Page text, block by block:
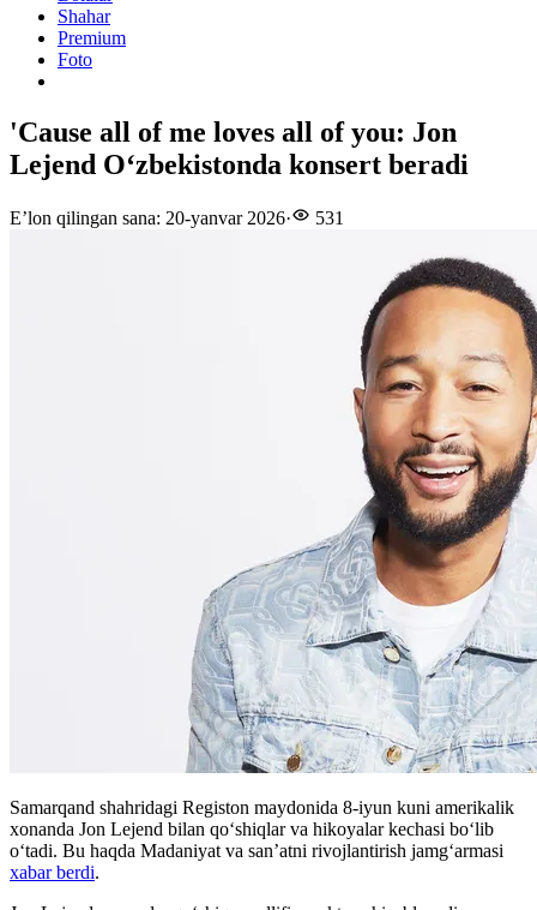
Shahar
Premium
Foto
'Cause all of me loves all of you: Jon
Lejend Oʻzbekistonda konsert beradi
E’lon qilingan sana: 20-yanvar 2026· 531
Samarqand shahridagi Registon maydonida 8-iyun kuni amerikalik
xonanda Jon Lejend bilan qoʻshiqlar va hikoyalar kechasi boʻlib
oʻtadi. Bu haqda Madaniyat va san’atni rivojlantirish jamgʻarmasi
xabar berdi.